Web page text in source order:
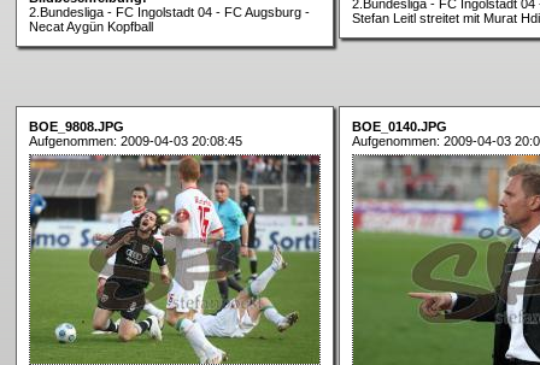
2.Bundesliga - FC Ingolstadt 04 - FC Augsburg -
Necat Aygün Kopfball
2.Bundesliga - FC Ingolstadt 04
Stefan Leitl streitet mit Murat
BOE_9808.JPG
Aufgenommen: 2009-04-03 20:08:45
BOE_0140.JPG
Aufgenommen: 2009-04-03